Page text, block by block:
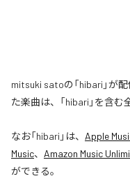
mitsuki satoの「hibari」が
た楽曲は、「hibari」を含む
なお「hibari 」は、 Apple
Music、 Amazon Music
ができる。